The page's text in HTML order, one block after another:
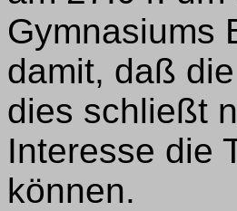
Gymnasiums
damit, daß
dies schließt
Interesse die
können.